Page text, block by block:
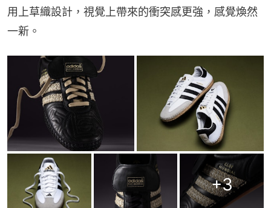
用上草織設計，視覺上帶來的衝突感更強，感覺煥然
一新。
+3